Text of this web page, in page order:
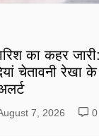
का कहर
चेतावनी रेखा के
7, 2026 0